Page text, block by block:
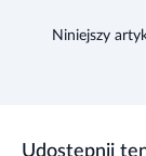
Niniejszy
Udostępnij